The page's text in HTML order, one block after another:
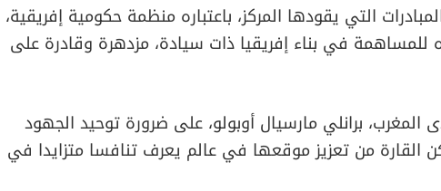
التي يقودها المركز، باعتباره منظمة حكومية إفريقية،
للمساهمة في بناء إفريقيا ذات سيادة، مزدهرة وقادرة على
المغرب، برانلي مارسيال أوبولو، على ضرورة توحيد الجهود
القارة من تعزيز موقعها في عالم يعرف تنافسا متزايدا في